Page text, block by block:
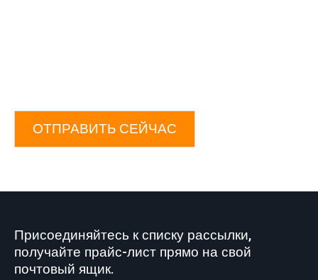
ОТПРАВИТЬ СЕЙЧАС
Присоединяйтесь к списку рассылки,
получайте прайс-лист прямо на свой
почтовый ящик.